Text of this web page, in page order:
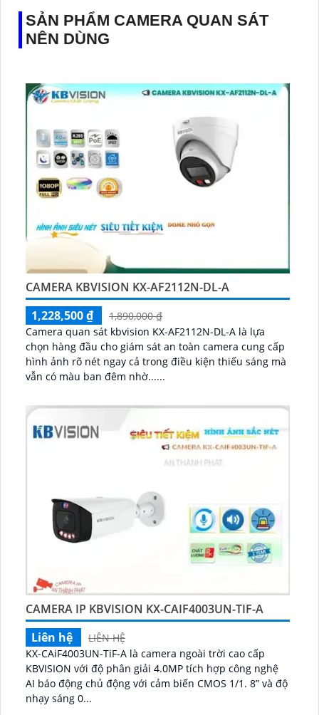
SẢN PHẨM CAMERA QUAN SÁT
NÊN DÙNG
CAMERA KBVISION KX-AF2112N-DL-A
1,228,500 ₫
1,890,000 ₫
Camera quan sát kbvision KX-AF2112N-DL-A là lựa
chọn hàng đầu cho giám sát an toàn camera cung cấp
hình ảnh rõ nét ngay cả trong điều kiện thiếu sáng mà
vẫn có màu ban đêm nhờ......
CAMERA IP KBVISION KX-CAIF4003UN-TIF-A
Liên hệ
LIÊN HỆ
KX-CAiF4003UN-TiF-A là camera ngoài trời cao cấp
KBVISION với độ phân giải 4.0MP tích hợp công nghệ
AI báo động chủ động với cảm biến CMOS 1/1. 8” và độ
nhạy sáng 0...